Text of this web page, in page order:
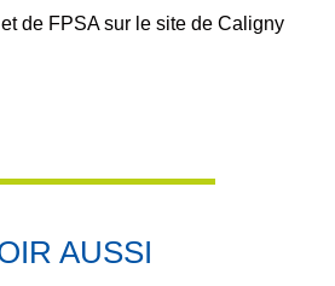
de FPSA sur le site de Caligny
AUSSI